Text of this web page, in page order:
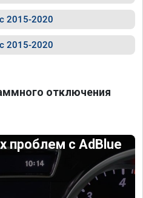
2015-2020
2015-2020
отключения
проблем с AdBlue